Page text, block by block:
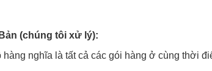
(chúng tôi xử lý):
hàng nghĩa là tất cả các gói hàng ở cùng thời